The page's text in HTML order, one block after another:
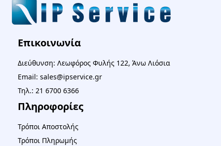
Επικοινωνία
Διεύθυνση: Λεωφόρος Φυλής 122, Άνω Λιόσια
Email: sales@ipservice.gr
Τηλ.: 21 6700 6366
Πληροφορίες
Τρόποι Αποστολής
Τρόποι Πληρωμής